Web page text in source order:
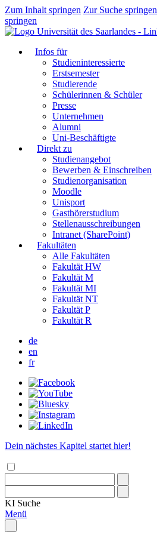
Zum Inhalt springen Zur Suche springen
springen
Infos für
Studieninteressierte
Erstsemester
Studierende
Schülerinnen & Schüler
Presse
Unternehmen
Alumni
Uni-Beschäftigte
Direkt zu
Studienangebot
Bewerben & Einschreiben
Studienorganisation
Moodle
Unisport
Gasthörerstudium
Stellenausschreibungen
Intranet (SharePoint)
Fakultäten
Alle Fakultäten
Fakultät HW
Fakultät M
Fakultät MI
Fakultät NT
Fakultät P
Fakultät R
de
en
fr
Dein nächstes Kapitel startet hier!
KI Suche
Menü